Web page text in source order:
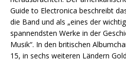
Guide to Electronica beschreibt
die Band und als „eines der
spannendsten Werke in der
Musik“. In den britischen
15, in sechs weiteren Ländern